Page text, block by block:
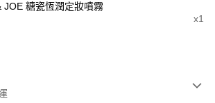
JOE 糖瓷恆潤定妝噴霧
x1